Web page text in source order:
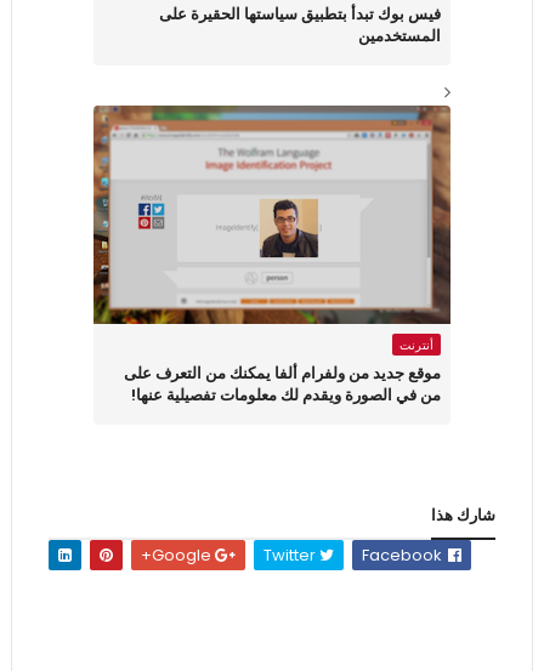
فيس بوك تبدأ بتطبيق سياستها الحقيرة على
المستخدمين
أنترنت
موقع جديد من ولفرام ألفا يمكنك من التعرف على
من في الصورة ويقدم لك معلومات تفصيلية عنها!
شارك هذا
Twitter